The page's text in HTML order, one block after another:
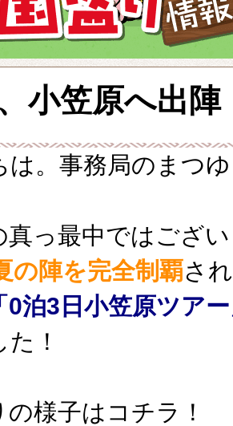
小笠原へ出陣
は。事務局のまつ
真っ最中ではござ
の陣を完全制覇さ
0泊3日小笠原ツア
！
様子はコチラ！